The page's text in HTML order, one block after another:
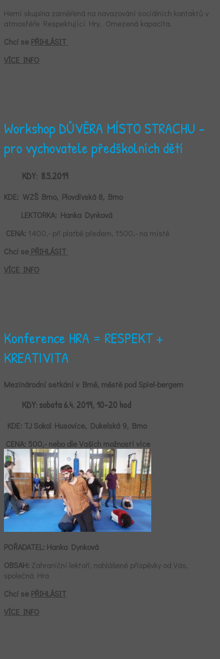
Herní skupina zaměřená na navazování sociálních kontaktů v
atmosféře Respektující Hry. Omezená kapacita.
Chci se PŘIHLÁSIT
VÍCE INFO
Workshop DŮVĚRA MÍSTO STRACHU -
pro vychovatele předškolních dětí
KDY: 8.5.2019
KDE: WZŠ Brno, Plovdivská 8, Brno
LEKTORKA: Hanka Dynková
CENA: 1400,- při platbě předem, 1500,- na místě
Chci se PŘIHLÁSIT
VÍCE INFO
Konference HRA = RESPEKT +
KREATIVITA
Mezinárodní setkání v Brně, městě pod Spiel-bergem
KDY: sobota 6.4. 2019, 10-20 hod
KDE: TJ Sokol Husovice, Dukelská 9, Brno
CENA: 500,- nebo dle Vašich možností více
POŘADATEL: Hanka Dynková
OBSAH: Zahraniční lektoři, nahlášené příspěvky od Vás,
společná Hra
Chci se PŘIHLÁSIT
VÍCE INFO